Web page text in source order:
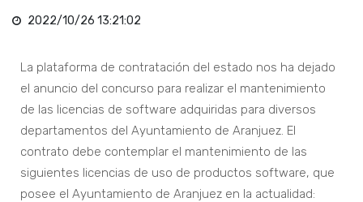
2022/10/26 13:21:02
La plataforma de contratación del estado nos ha dejado
el anuncio del concurso para realizar el mantenimiento
de las licencias de software adquiridas para diversos
departamentos del Ayuntamiento de Aranjuez. El
contrato debe contemplar el mantenimiento de las
siguientes licencias de uso de productos software, que
posee el Ayuntamiento de Aranjuez en la actualidad: